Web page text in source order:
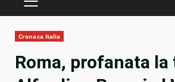
PRIMARY
Cronaca Italia
Roma, profanata la